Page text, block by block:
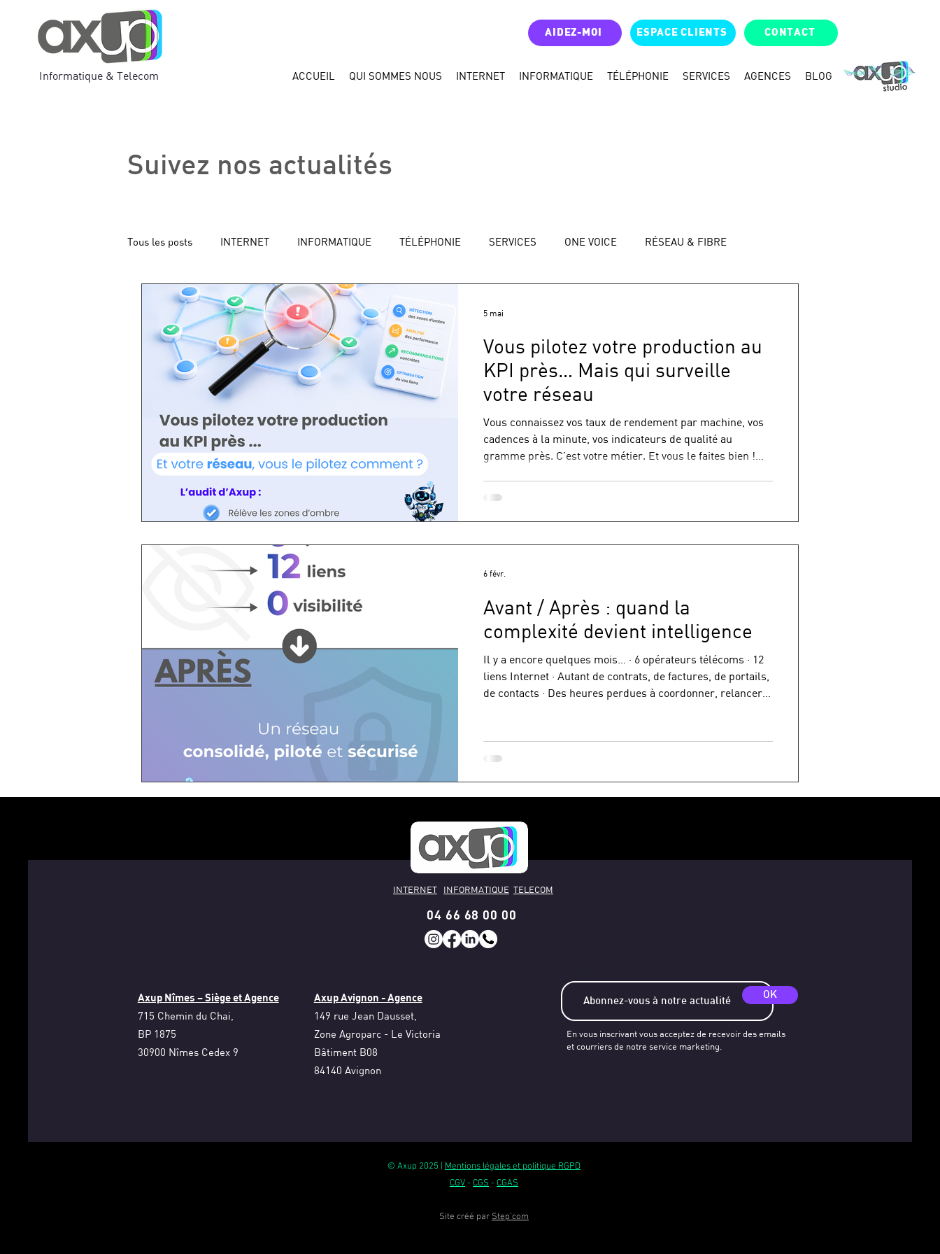
Informatique & Telecom
AIDEZ-MOI ESPACE CLIENTS CONTACT
ACCUEIL QUI SOMMES NOUS INTERNET INFORMATIQUE TÉLÉPHONIE SERVICES AGENCES BLOG
Suivez nos actualités
Tous les posts INTERNET INFORMATIQUE TÉLÉPHONIE SERVICES ONE VOICE RÉSEAU & FIBRE
Vous pilotez votre production au
KPI près… Mais qui surveille
votre réseau
Vous connaissez vos taux de rendement par machine, vos
cadences à la minute, vos indicateurs de qualité au
gramme près. C'est votre métier. Et vous le faites bien !
tiennent "à peu près" — jusqu'au jour où elles ne tiennent
5 mai
Avant / Après : quand la
complexité devient intelligence
Il y a encore quelques mois… · 6 opérateurs télécoms · 12
liens Internet · Autant de contrats, de factures, de portails,
de contacts · Des heures perdues à coordonner, relancer,
Aujourd’hui 👇 · Toujours 12 liens Internet · Toujours la
performance · Toujours la résilience multi-opérateurs
6 févr.
Axup Nîmes – Siège et Agence
715 Chemin du Chai,
BP 1875
30900 Nîmes Cedex 9
Axup Avignon - Agence
149 rue Jean Dausset,
Zone Agroparc - Le Victoria
Bâtiment B08
84140 Avignon
OK
En vous inscrivant vous acceptez de recevoir des emails
et courriers de notre service marketing.
04 66 68 00 00
© Axup 2025 | Mentions légales et politique RGPD
CGV-CGS -CGAS
Site créé par Step’com
INTERNET INFORMATIQUE TELECOM